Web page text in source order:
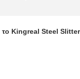
Kingreal Steel